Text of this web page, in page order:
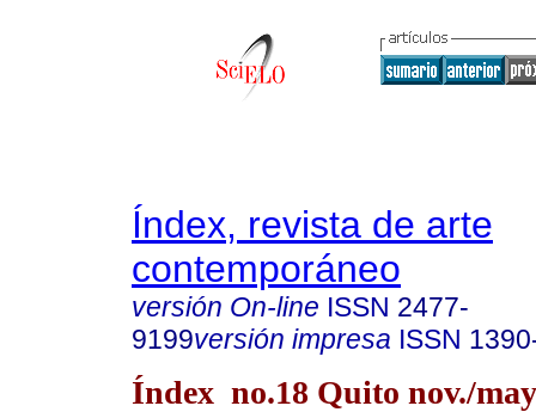
Índex, revista de arte
contemporáneo
versión On-line ISSN 2477-
9199versión impresa ISSN
Índex no.18 Quito nov./